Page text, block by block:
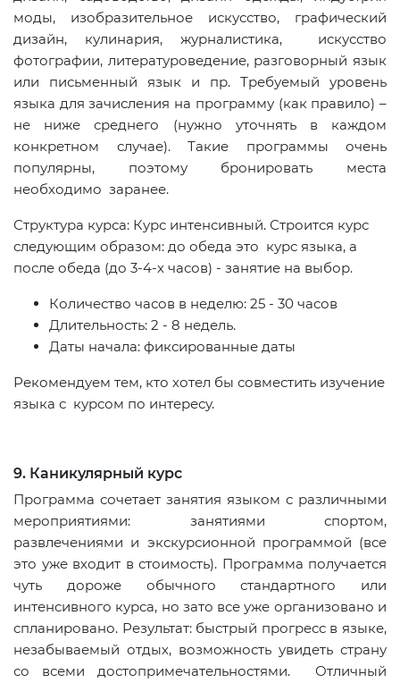
моды, изобразительное искусство, графический
дизайн, кулинария, журналистика, искусство
фотографии, литературоведение, разговорный язык
или письменный язык и пр. Требуемый уровень
языка для зачисления на программу (как правило) –
не ниже среднего (нужно уточнять в каждом
конкретном случае). Такие программы очень
популярны, поэтому бронировать места
необходимо заранее.
Структура курса: Курс интенсивный. Строится курс
следующим образом: до обеда это курс языка, а
после обеда (до 3-4-х часов) - занятие на выбор.
Количество часов в неделю: 25 - 30 часов
Длительность: 2 - 8 недель.
Даты начала: фиксированные даты
Рекомендуем тем, кто хотел бы совместить изучение
языка с курсом по интересу.
9. Каникулярный курс
Программа сочетает занятия языком с различными
мероприятиями: занятиями спортом,
развлечениями и экскурсионной программой (все
это уже входит в стоимость). Программа получается
чуть дороже обычного стандартного или
интенсивного курса, но зато все уже организовано и
спланировано. Результат: быстрый прогресс в языке,
незабываемый отдых, возможность увидеть страну
со всеми достопримечательностями. Отличный